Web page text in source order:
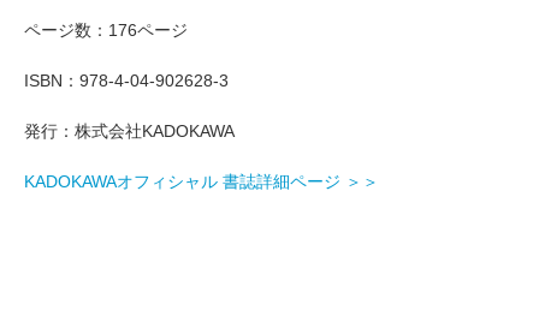
ページ数：176ページ
ISBN：978-4-04-902628-3
発行：株式会社KADOKAWA
KADOKAWAオフィシャル 書誌詳細ページ ＞＞